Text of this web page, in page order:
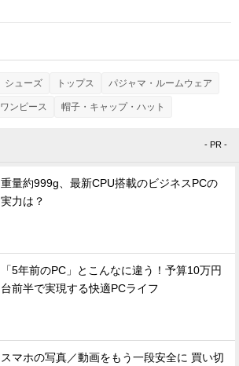
シューズ トップス パジャマ・ルームウェア
ワンピース 帽子・キャップ・ハット
- PR -
重量約999g、最新CPU搭載のビジネスPCの
実力は？
「5年前のPC」とこんなに違う！予算10万円
台前半で実現する快適PCライフ
スマホの写真／動画をもう一段安全に 買い切